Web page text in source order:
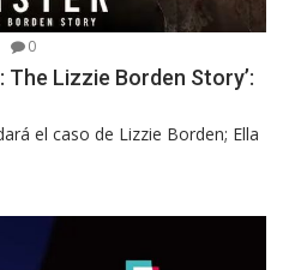
0
Lizzie Borden Story’:
el caso de Lizzie Borden; Ella